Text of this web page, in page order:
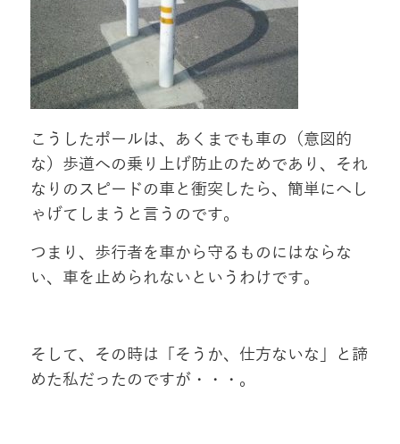
こうしたポールは、あくまでも車の（意図的
な）歩道への乗り上げ防止のためであり、それ
なりのスピードの車と衝突したら、簡単にへし
ゃげてしまうと言うのです。
つまり、歩行者を車から守るものにはならな
い、車を止められないというわけです。
そして、その時は「そうか、仕方ないな」と諦
めた私だったのですが・・・。